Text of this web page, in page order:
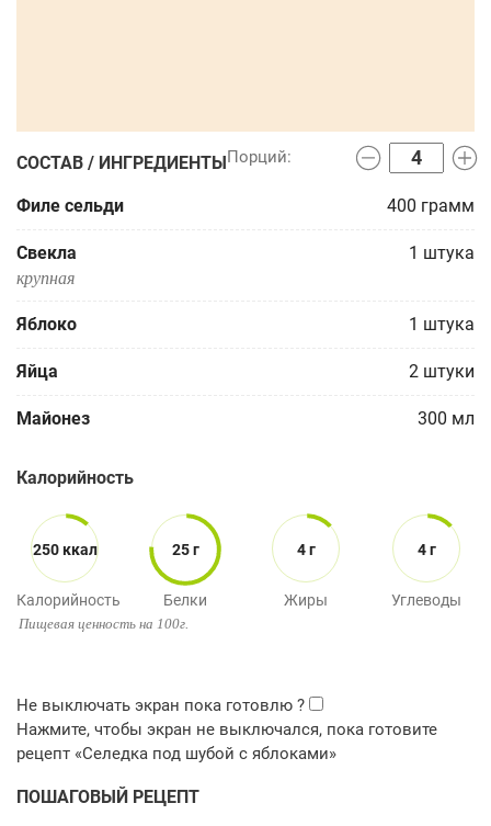
СОСТАВ / ИНГРЕДИЕНТЫ
Филе сельди 400 грамм
Свекла 1 штука
крупная
Яблоко 1 штука
Яйца 2 штуки
Майонез 300 мл
Калорийность
250 ккал
Калорийность
25 г
Белки
4 г
Жиры
4 г
Углеводы
Пищевая ценность на 100г.
ПОШАГОВЫЙ РЕЦЕПТ